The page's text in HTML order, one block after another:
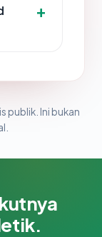
publik. Ini bukan